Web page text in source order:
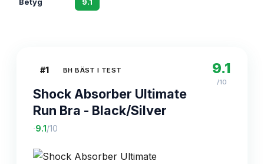
#1 BH BÄST I TEST
Shock Absorber Ultimate
Run Bra - Black/Silver
·9.1 /10
9.1
/10